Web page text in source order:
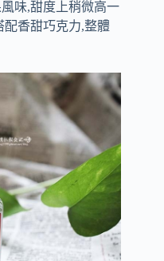
味,甜度上稍微高一
香甜巧克力,整體